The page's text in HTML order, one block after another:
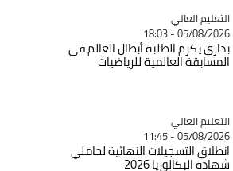
Catégorie
التعليم العالي
05/08/2026 - 18:03
بداري يكرم الطلبة أبطال العالم في
المسابقة العالمية للرياضيات
Catégorie
التعليم العالي
05/08/2026 - 11:45
انطلاق التسجيلات النهائية لحاملي
شهادة البكالوريا 2026